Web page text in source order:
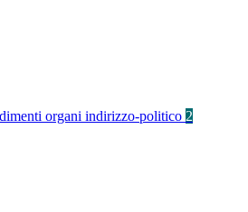
organi indirizzo-politico 2